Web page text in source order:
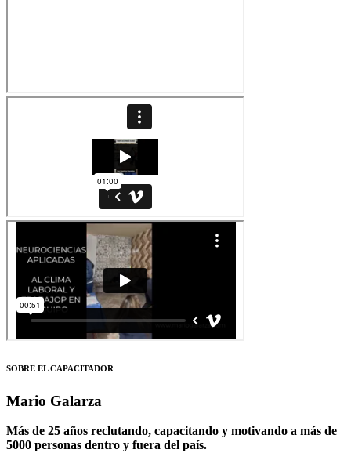
SOBRE EL CAPACITADOR
Mario Galarza
Más de 25 años reclutando, capacitando y motivando a más de
5000 personas dentro y fuera del país.